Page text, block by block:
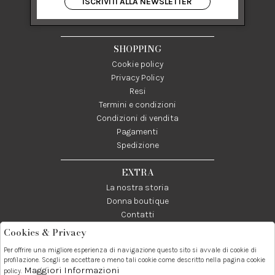
84122 Salerno Italia
P IVA 03024950655
SHOPPING
Cookie policy
Privacy Policy
Resi
Termini e condizioni
Condizioni di vendita
Pagamenti
Spedizione
EXTRA
La nostra storia
Donna boutique
Contatti
Telefono:
089237858
Whatsapp:
3338855601
Contatti:
info@donna1981.it
Cookies & Privacy
Per offrire una migliore esperienza di navigazione questo sito si avvale di cookie di
profilazione. Scegli se accettare o meno tali cookie come descritto nella pagina cookie
policy. Maggiori Informazioni